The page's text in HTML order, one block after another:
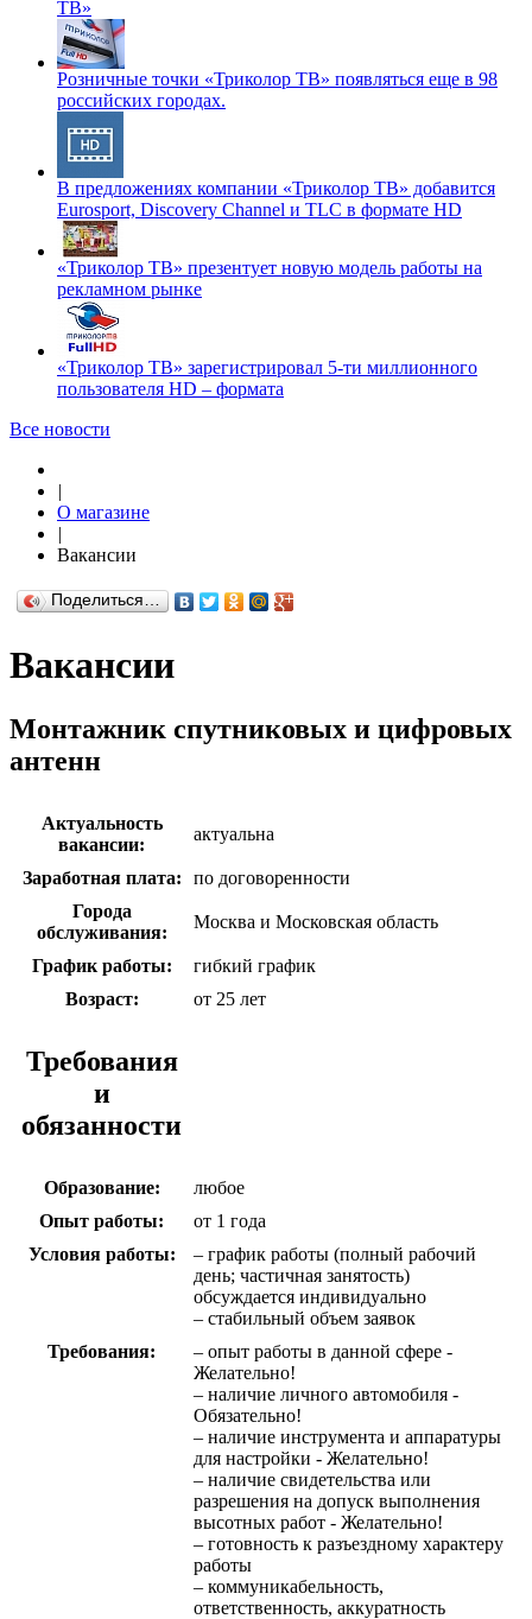
ТВ»
Розничные точки «Триколор ТВ» появляться еще в 98
российских городах.
В предложениях компании «Триколор ТВ» добавится
Eurosport, Discovery Channel и TLC в формате HD
«Триколор ТВ» презентует новую модель работы на
рекламном рынке
«Триколор ТВ» зарегистрировал 5-ти миллионного
пользователя HD – формата
Все новости
|
О магазине
|
Вакансии
Поделиться…
Вакансии
Монтажник спутниковых и цифровых
антенн
Актуальность
вакансии:
актуальна
Заработная плата:
по договоренности
Города
обслуживания:
Москва и Московская область
График работы:
гибкий график
Возраст:
от 25 лет
Требования
и
обязанности
Образование:
любое
Опыт работы:
от 1 года
Условия работы:
– график работы (полный рабочий
день; частичная занятость)
обсуждается индивидуально
– стабильный объем заявок
Требования:
– опыт работы в данной сфере -
Желательно!
– наличие личного автомобиля -
Обязательно!
– наличие инструмента и аппаратуры
для настройки - Желательно!
– наличие свидетельства или
разрешения на допуск выполнения
высотных работ - Желательно!
– готовность к разъездному характеру
работы
– коммуникабельность,
ответственность, аккуратность